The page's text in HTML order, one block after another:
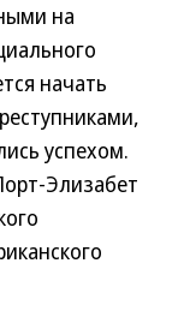
на
начать
успехом.
Элизабет